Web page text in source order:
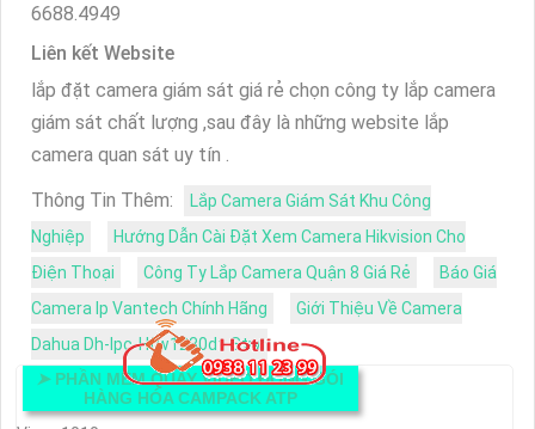
6688.4949
Liên kết Website
lắp đặt camera giám sát giá rẻ chọn công ty lắp camera
giám sát chất lượng ,sau đây là những website lắp
camera quan sát uy tín .
Thông Tin Thêm:
Lắp Camera Giám Sát Khu Công
Nghiệp
Hướng Dẫn Cài Đặt Xem Camera Hikvision Cho
Điện Thoại
Công Ty Lắp Camera Quận 8 Giá Rẻ
Báo Giá
Camera Ip Vantech Chính Hãng
Giới Thiệu Về Camera
Dahua Dh-Ipc-Hfw1230dt-Stw
➤ PHẦN MỀM QUAY VIDEO ĐÓNG GÓI
HÀNG HÓA CAMPACK ATP